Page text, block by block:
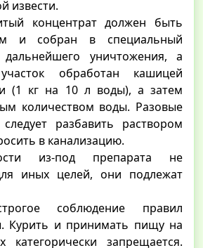
извести.
концентрат должен быть
и собран в специальный
уничтожения, а
обработан кашицей
(1 кг на 10 л воды), а затем
количеством воды. Разовые
разбавить раствором
в канализацию.
из-под препарата не
иных целей, они подлежат
соблюдение правил
Курить и принимать пищу на
категорически запрещается.